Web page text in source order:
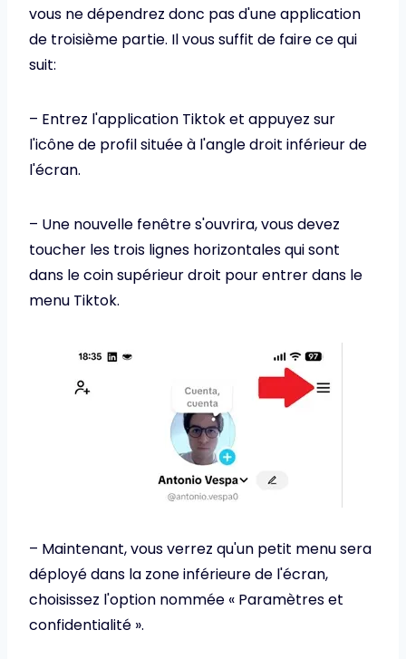
vous ne dépendrez donc pas d'une application
de troisième partie. Il vous suffit de faire ce qui
suit:
– Entrez l'application Tiktok et appuyez sur
l'icône de profil située à l'angle droit inférieur de
l'écran.
– Une nouvelle fenêtre s'ouvrira, vous devez
toucher les trois lignes horizontales qui sont
dans le coin supérieur droit pour entrer dans le
menu Tiktok.
– Maintenant, vous verrez qu'un petit menu sera
déployé dans la zone inférieure de l'écran,
choisissez l'option nommée « Paramètres et
confidentialité ».